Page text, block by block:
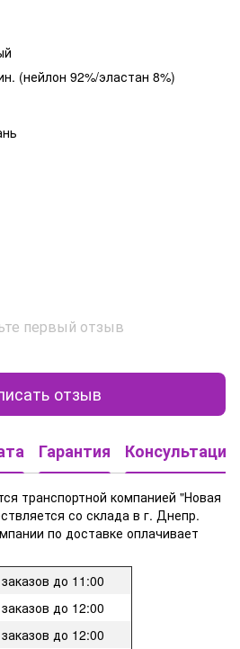
(нейлон 92%/эластан 8%)
первый отзыв
отзыв
Гарантия Консультация
транспортной компанией "Новая
со склада в г. Днепр.
по доставке оплачивает
до 11:00
до 12:00
до 12:00